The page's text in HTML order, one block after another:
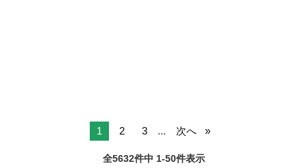
1 2 3 ... 次へ
全5632件中 1-50件表示